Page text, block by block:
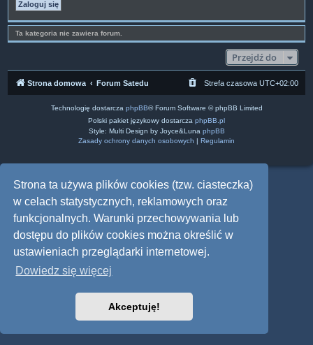
Strona ta używa plików cookies (tzw. ciasteczka)
w celach statystycznych, reklamowych oraz
funkcjonalnych. Warunki przechowywania lub
dostępu do plików cookies można określić w
ustawieniach przeglądarki internetowej.
Dowiedz się więcej
Akceptuję!
Ta kategoria nie zawiera forum.
Przejdź do
Strona domowa Forum Satedu Strefa czasowa UTC+02:00
Technologię dostarcza phpBB® Forum Software © phpBB Limited
Polski pakiet językowy dostarcza phpBB.pl
Style: Multi Design by Joyce&Luna phpBB
Zasady ochrony danych osobowych | Regulamin